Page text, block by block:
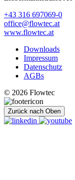
+43 316 697069-0
office@flowtec.at
www.flowtec.at
Downloads
Impressum
Datenschutz
AGBs
© 2026 Flowtec
Zurück nach Oben